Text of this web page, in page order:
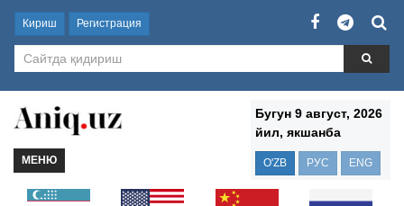
Кириш Регистрация
МЕНЮ
Бугун 9 август, 2026
йил, якшанба
O'ZB РУС ENG